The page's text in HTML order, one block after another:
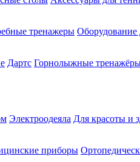
тренажеры Оборудование
Дартс Горнолыжные
Электроодеяла Для красоты и
приборы